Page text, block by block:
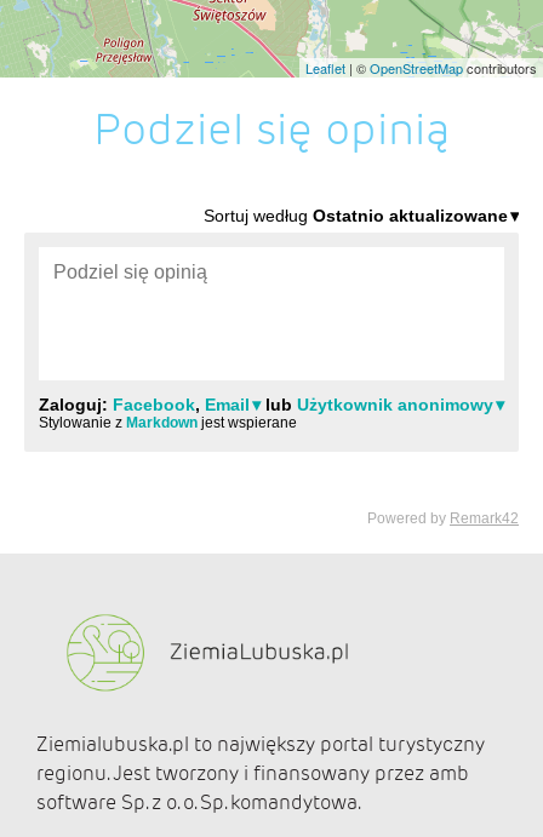
Leaflet | ©OpenStreetMapcontributors
Podziel się opinią
Ziemialubuska.pl to największy portal turystyczny
regionu. Jest tworzony i finansowany przez amb
software Sp. z o. o. Sp. komandytowa.